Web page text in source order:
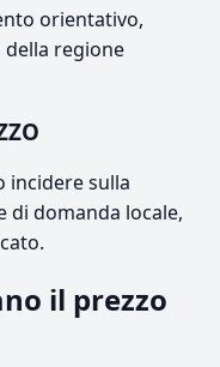
orientativo,
della regione
incidere sulla
di domanda locale,
il prezzo